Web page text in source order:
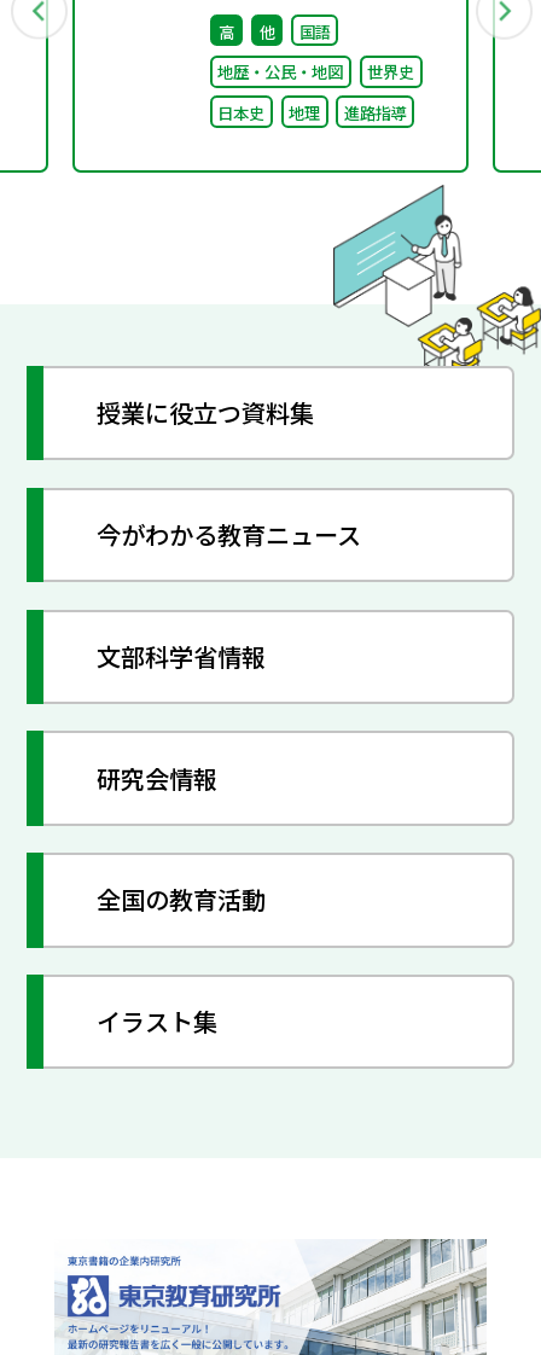
付資料
高 他
国語
地歴・公民・地図
世界史
日本史
地理 進路指導
授業に役立つ資料集
今がわかる教育ニュース
文部科学省情報
研究会情報
全国の教育活動
イラスト集